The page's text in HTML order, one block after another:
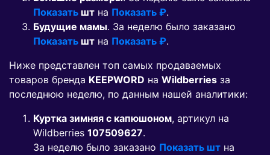
Показать шт на Показать ₽.
Будущие мамы. За неделю было заказано
Показать шт на Показать ₽.
Ниже представлен топ самых продаваемых
товаров бренда KEEPWORD на Wildberries за
последнюю неделю, по данным нашей аналитики:
Куртка зимняя с капюшоном, артикул на
Wildberries 107509627.
За неделю было заказано Показать шт на